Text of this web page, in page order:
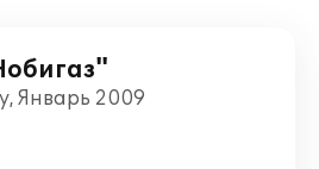
Январь 2009